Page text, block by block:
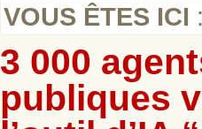
VOUS ÊTES ICI
3 000
publiques